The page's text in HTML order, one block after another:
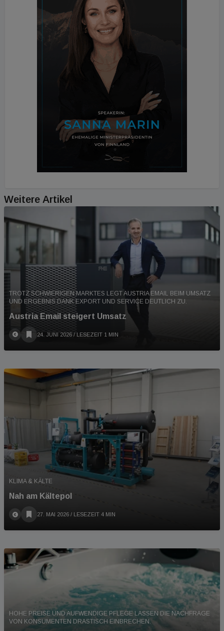
Weitere Artikel
TROTZ SCHWIERIGEN MARKTES LEGT AUSTRIA EMAIL BEIM UMSATZ
UND ERGEBNIS DANK EXPORT UND SERVICE DEUTLICH ZU.
Austria Email steigert Umsatz
24. JUNI 2026 / LESEZEIT 1 MIN
KLIMA & KÄLTE
Nah am Kältepol
27. MAI 2026 / LESEZEIT 4 MIN
HOHE PREISE UND AUFWENDIGE PFLEGE LASSEN DIE NACHFRAGE
VON KONSUMENTEN DRASTISCH EINBRECHEN.